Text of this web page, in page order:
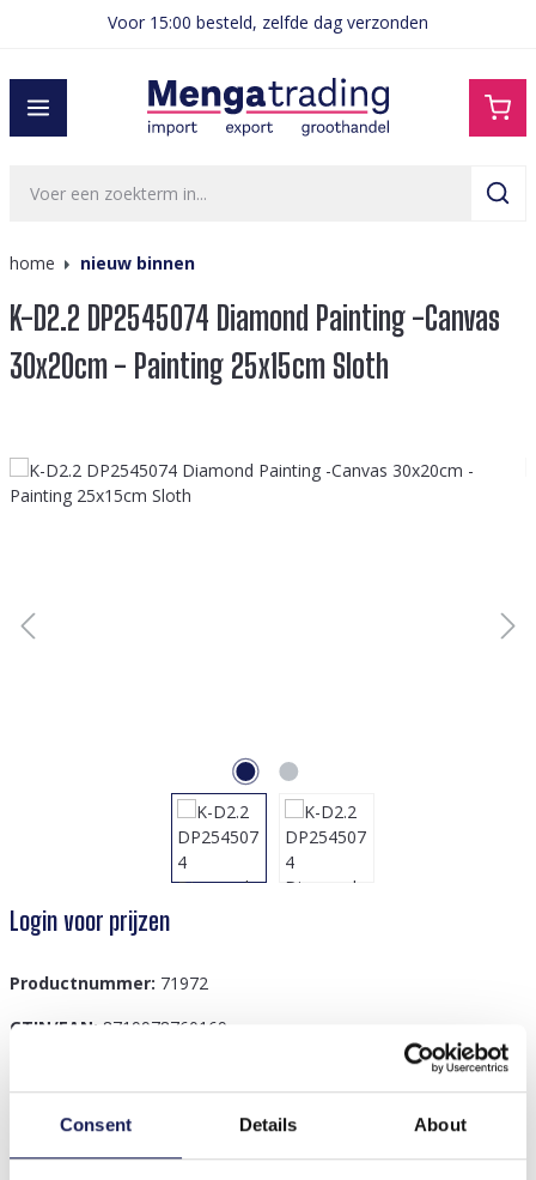
Consent Details About
Voor 15:00 besteld, zelfde dag verzonden
home nieuw binnen
K-D2.2 DP2545074 Diamond Painting -Canvas
30x20cm - Painting 25x15cm Sloth
Afbeeldingengalerij overslaan
Login voor prijzen
Productnummer: 71972
GTIN/EAN: 8719978760169
Beschrijving
K-D2.2 DP2545074 Diamond Painting - Canvas 30x20cm